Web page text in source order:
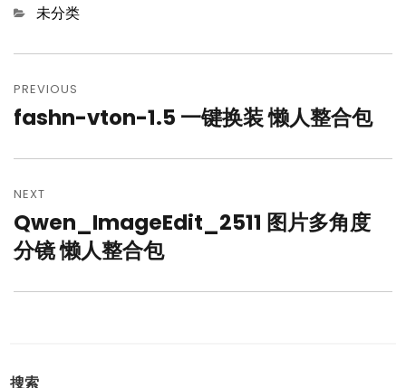
Categories
未分类
章
导
航
PREVIOUS
Previous
fashn-vton-1.5 一键换装 懒人整合包
NEXT
Next
post:
Qwen_ImageEdit_2511 图片多角度
分镜 懒人整合包
搜索